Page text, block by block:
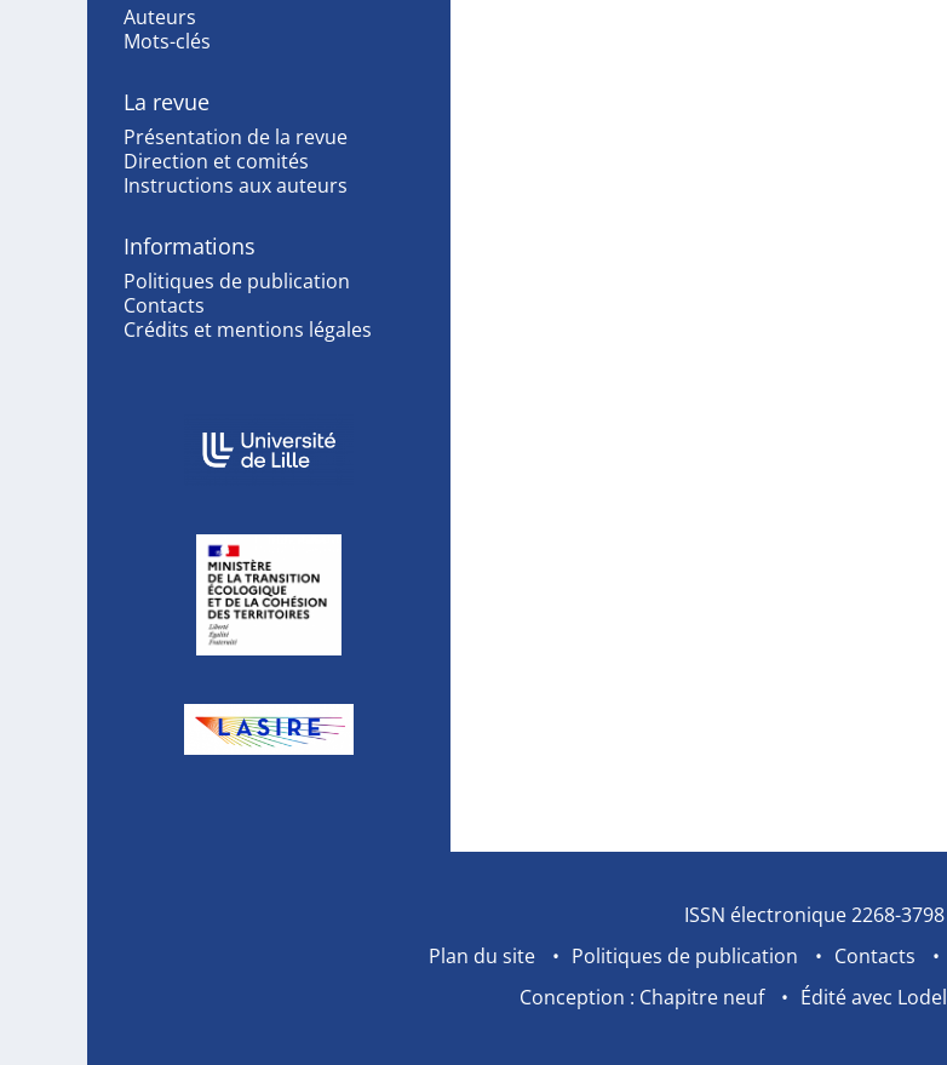
Auteurs
Mots-clés
La revue
Présentation de la revue
Direction et comités
Instructions aux auteurs
Informations
Politiques de publication
Contacts
Crédits et mentions légales
Affiliations/partenaires
ISSN électronique 2268-3798
Plan du site
Politiques de publication Contacts
Conception : Chapitre neuf
Édité avec Lodel